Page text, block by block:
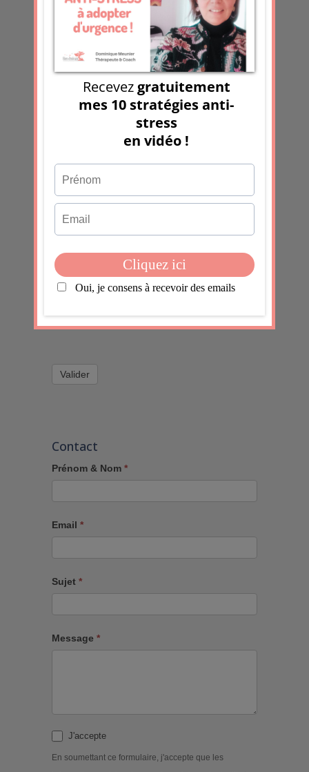
Des fêtes à notre rythme : s’écouter, se
Recevoir la chronique Boostante
Prénom
Email
J'accepte
informations saisies dans ce formulaire soient utilisées
pour permettre de me recontacter, pour m’envoyer la
Valider
Contact
Prénom & Nom *
Email *
Sujet *
Message *
J'accepte
En soumettant ce formulaire, j'accepte que les